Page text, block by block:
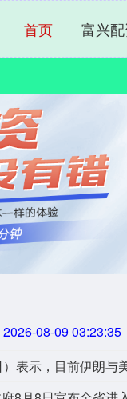
首页 富兴
2026-08-09 03:23:36